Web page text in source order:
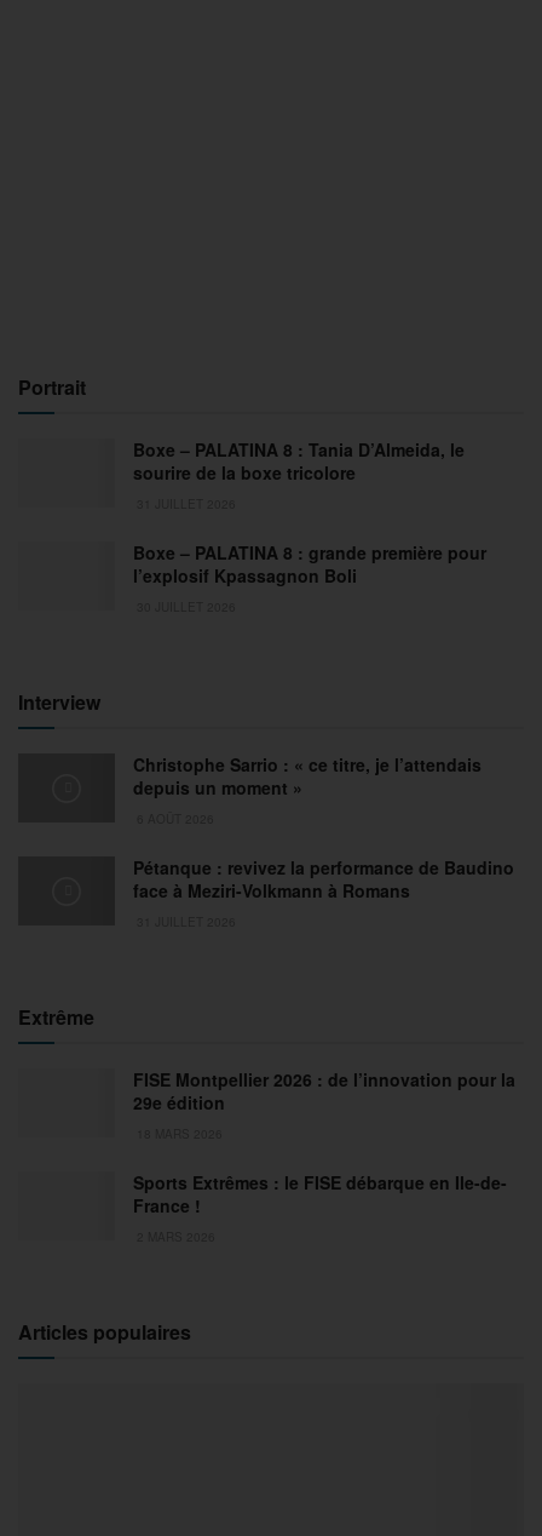
Portrait
Boxe – PALATINA 8 : Tania D’Almeida, le
sourire de la boxe tricolore
Boxe – PALATINA 8 : grande première pour
l’explosif Kpassagnon Boli
Interview
Christophe Sarrio : « ce titre, je l’attendais
depuis un moment »
Pétanque : revivez la performance de Baudino
face à Meziri-Volkmann à Romans
Extrême
FISE Montpellier 2026 : de l’innovation pour la
29e édition
Sports Extrêmes : le FISE débarque en Ile-de-
France !
Articles populaires